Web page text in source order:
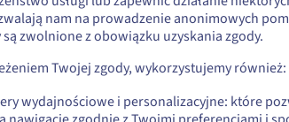
zapewniające szybkie połączenie z
w ciągu kilku dni, a nie tygodni;
chcesz złożyć zamówienie w Stany Zjednoczone,
i załóż konto.
Go to Stany Zjednoczone website
us.ovhcloud.com/
Angielski USD - $
nam na prowadzenie anonimowych
zwolnione z obowiązku uzyskania zgody.
Twojej zgody, wykorzystujemy również:
wydajnościowe i personalizacyjne: które